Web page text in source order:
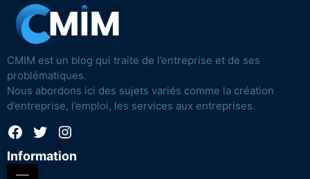
CMIM est un blog qui traite de l’entreprise et de ses
problématiques.
Nous abordons ici des sujets variés comme la création
d’entreprise, l’emploi, les services aux entreprises.
Facebook
TwitterInstagram
Information